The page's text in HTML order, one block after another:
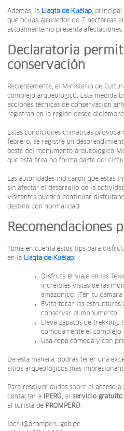
Además, la Llaqta de Kuélap, principal
que ocupa alrededor de 7 hectáreas
actualmente no presenta afectaciones.
Declaratoria
conservación
Recientemente, el Ministerio de
complejo arqueológico. Esta medida
acciones técnicas de conservación
registran en la región desde
Estas condiciones climáticas
febrero, se registre un
oeste del monumento arqueológico
que esta área no forma parte del
Las autoridades indicaron que estas
sin afectar el desarrollo de la
visitantes pueden continuar
destino con normalidad.
Recomendaciones
Toma en cuenta estos tips para
en la Llaqta de Kuélap:
Disfruta el viaje en las
increíbles vistas de las
amazónico. ¡Ten tu cámara
Evita tocar las estructuras
conservar el monumento.
Lleva zapatos de trekking,
cómodamente el complejo.
Usa ropa cómoda y con
De esta manera, podrás tener una
sitios arqueológicos más
Para resolver dudas sobre el acceso a
contactar a
IPERÚ, el servicio gratuito
al turista de PROMPERÚ:
iperu@promperu.gob.pe